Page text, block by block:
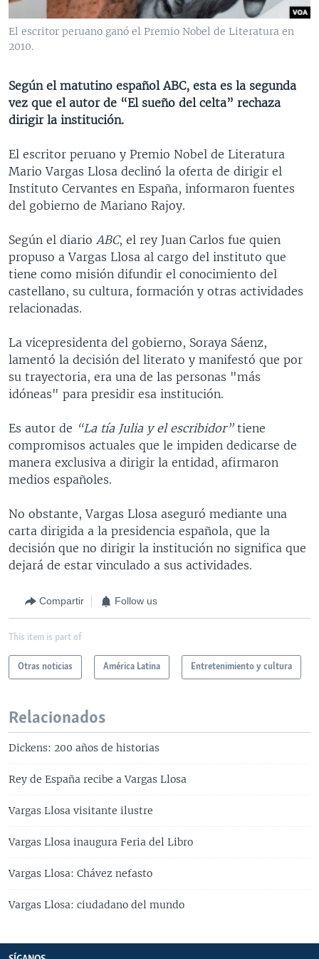
VENEZUELA
BRASIL
NICARAGUA
ECONOMÍA
ENTRETENIMIENTO Y CULTURA
DEPORTES
CIENCIA Y SALUD
MULTIMEDIA
VIDEOS
AUDIOS
PROGRAMAS TV
FORO INTERAMERICANO
VISIÓN 360
PANORAMA
AVANCE INFORMATIVO
AUDIONOTICIAS
ESTADOS UNIDOS AL DÍA
EL MUNDO AL DÍA [RADIO]
DEPORTIVO INTERNACIONAL
NOTA ECONÓMICA
ENTRETENIMIENTO
DIRECT
DOCUMENTALES DE LA VOA
Learning English
SÍGANOS
Idiomas
El escritor peruano ganó el Premio Nobel de Literatura en
2010.
Según el matutino español ABC, esta es la segunda
vez que el autor de “El sueño del celta” rechaza
dirigir la institución.
El escritor peruano y Premio Nobel de Literatura
Mario Vargas Llosa declinó la oferta de dirigir el
Instituto Cervantes en España, informaron fuentes
del gobierno de Mariano Rajoy.
Según el diario ABC, el rey Juan Carlos fue quien
propuso a Vargas Llosa al cargo del instituto que
tiene como misión difundir el conocimiento del
castellano, su cultura, formación y otras actividades
relacionadas.
La vicepresidenta del gobierno, Soraya Sáenz,
lamentó la decisión del literato y manifestó que por
su trayectoria, era una de las personas "más
idóneas" para presidir esa institución.
Es autor de “La tía Julia y el escribidor” tiene
compromisos actuales que le impiden dedicarse de
manera exclusiva a dirigir la entidad, afirmaron
medios españoles.
No obstante, Vargas Llosa aseguró mediante una
carta dirigida a la presidencia española, que la
decisión que no dirigir la institución no significa que
dejará de estar vinculado a sus actividades.
Compartir Follow us
This item is part of
Otras noticias América Latina Entretenimiento y cultura
Relacionados
Dickens: 200 años de historias
Rey de España recibe a Vargas Llosa
Vargas Llosa visitante ilustre
Vargas Llosa inaugura Feria del Libro
Vargas Llosa: Chávez nefasto
Vargas Llosa: ciudadano del mundo